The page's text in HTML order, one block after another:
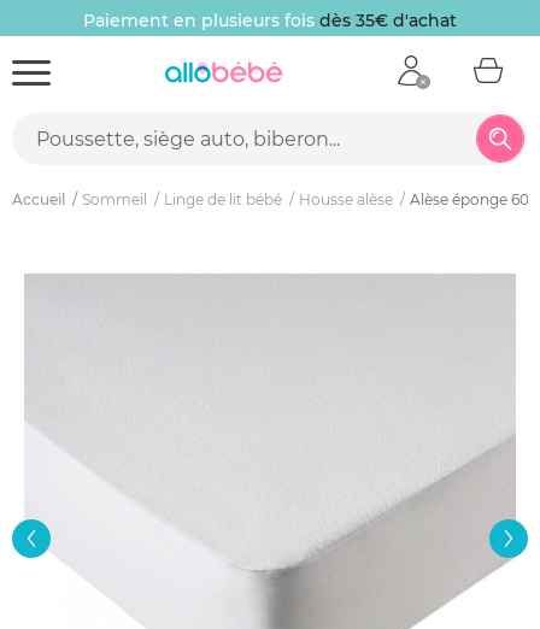
Paiement en plusieurs fois dès 35€ d'achat
Accueil Sommeil Linge de lit bébé Housse alèse Alèse éponge